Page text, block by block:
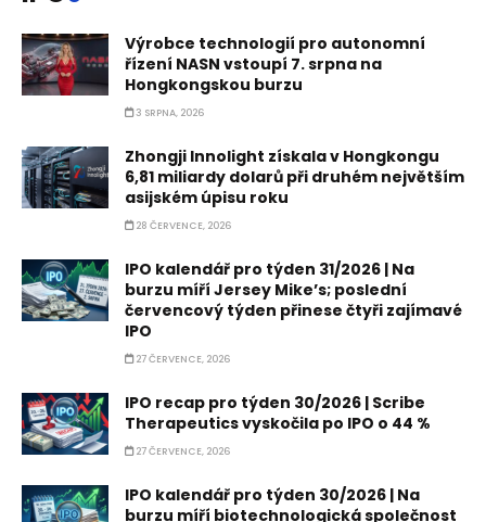
Výrobce technologií pro autonomní
řízení NASN vstoupí 7. srpna na
Hongkongskou burzu
3 SRPNA, 2026
Zhongji Innolight získala v Hongkongu
6,81 miliardy dolarů při druhém největším
asijském úpisu roku
28 ČERVENCE, 2026
IPO kalendář pro týden 31/2026 | Na
burzu míří Jersey Mike’s; poslední
červencový týden přinese čtyři zajímavé
IPO
27 ČERVENCE, 2026
IPO recap pro týden 30/2026 | Scribe
Therapeutics vyskočila po IPO o 44 %
27 ČERVENCE, 2026
IPO kalendář pro týden 30/2026 | Na
burzu míří biotechnologická společnost